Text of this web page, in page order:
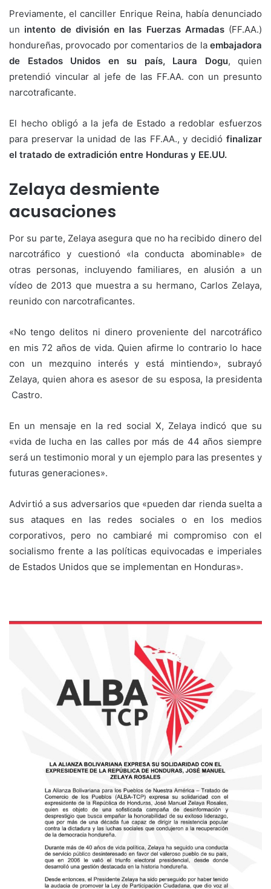
Previamente, el canciller Enrique Reina, había denunciado
un intento de división en las Fuerzas Armadas(FF.AA.)
hondureñas, provocado por comentarios de la embajadora
de Estados Unidos en su país, Laura Dogu, quien
pretendió vincular al jefe de las FF.AA. con un presunto
narcotraficante.
El hecho obligó a la jefa de Estado a redoblar esfuerzos
para preservar la unidad de las FF.AA., y decidió finalizar
el tratado de extradición entre Honduras y EE.UU.
Zelaya desmiente
acusaciones
Por su parte, Zelaya asegura que no ha recibido dinero del
narcotráfico y cuestionó «la conducta abominable» de
otras personas, incluyendo familiares, en alusión a un
vídeo de 2013 que muestra a su hermano, Carlos Zelaya,
reunido con narcotraficantes.
«No tengo delitos ni dinero proveniente del narcotráfico
en mis 72 años de vida. Quien afirme lo contrario lo hace
con un mezquino interés y está mintiendo», subrayó
Zelaya, quien ahora es asesor de su esposa, la presidenta
Castro.
En un mensaje en la red social X, Zelaya indicó que su
«vida de lucha en las calles por más de 44 años siempre
será un testimonio moral y un ejemplo para las presentes y
futuras generaciones».
Advirtió a sus adversarios que «pueden dar rienda suelta a
sus ataques en las redes sociales o en los medios
corporativos, pero no cambiaré mi compromiso con el
socialismo frente a las políticas equivocadas e imperiales
de Estados Unidos que se implementan en Honduras».